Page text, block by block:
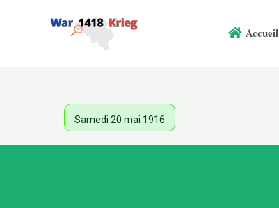
Accueil
Samedi 20 mai 1916